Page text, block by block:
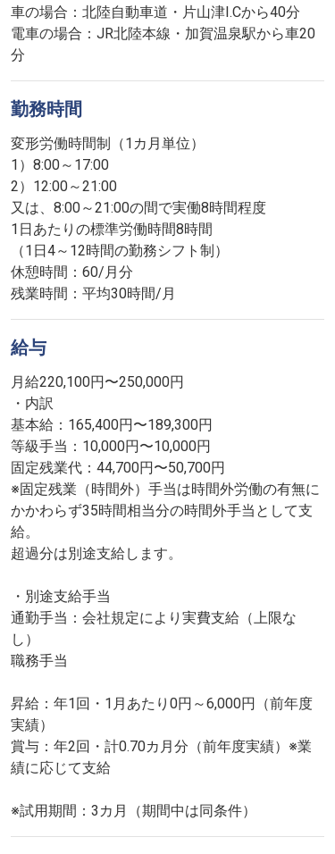
車の場合：北陸自動車道・片山津I.Cから40分
電車の場合：JR北陸本線・加賀温泉駅から車20
分
勤務時間
変形労働時間制（1カ月単位）
1）8:00～17:00
2）12:00～21:00
又は、8:00～21:00の間で実働8時間程度
1日あたりの標準労働時間8時間
（1日4～12時間の勤務シフト制）
休憩時間：60/月分
残業時間：平均30時間/月
給与
月給220,100円〜250,000円
・内訳
基本給：165,400円〜189,300円
等級手当：10,000円〜10,000円
固定残業代：44,700円〜50,700円
※固定残業（時間外）手当は時間外労働の有無に
かかわらず35時間相当分の時間外手当として支
給。
超過分は別途支給します。
・別途支給手当
通勤手当：会社規定により実費支給（上限な
し）
職務手当
昇給：年1回・1月あたり0円～6,000円（前年度
実績）
賞与：年2回・計0.70カ月分（前年度実績）※業
績に応じて支給
※試用期間：3カ月（期間中は同条件）